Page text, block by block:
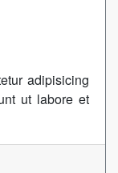
adipisicing
ut labore et